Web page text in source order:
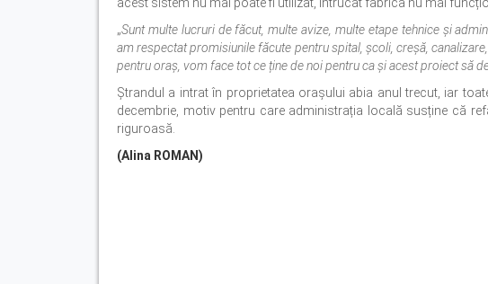
„Sunt multe lucruri de făcut, multe avize, multe etape tehnice și
am respectat promisiunile făcute pentru spital, școli, creșă,
pentru oraș, vom face tot ce ține de noi pentru ca și acest proiect să
Ștrandul a intrat în proprietatea orașului abia anul trecut, iar
decembrie, motiv pentru care administrația locală susține că
riguroasă.
(Alina ROMAN)